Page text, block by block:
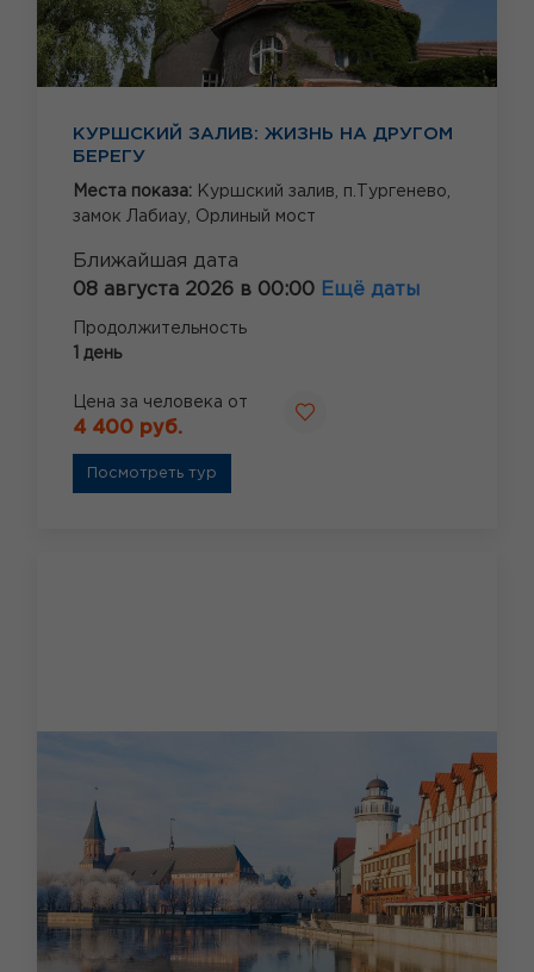
КУРШСКИЙ ЗАЛИВ: ЖИЗНЬ НА ДРУГОМ
БЕРЕГУ
Места показа: Куршский залив, п.Тургенево,
замок Лабиау, Орлиный мост
Ближайшая дата
08 августа 2026 в 00:00 Ещё даты
Продолжительность
1 день
Цена за человека от
4 400 руб.
Посмотреть тур